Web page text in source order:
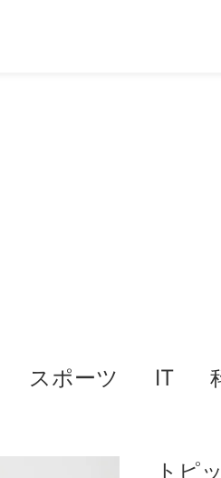
スポーツ IT
トピ